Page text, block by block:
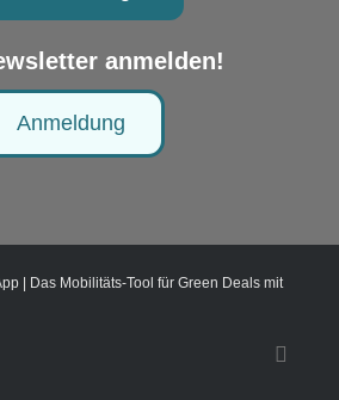
anmelden!
Anmeldung
| Das Mobilitäts-Tool für Green Deals mit